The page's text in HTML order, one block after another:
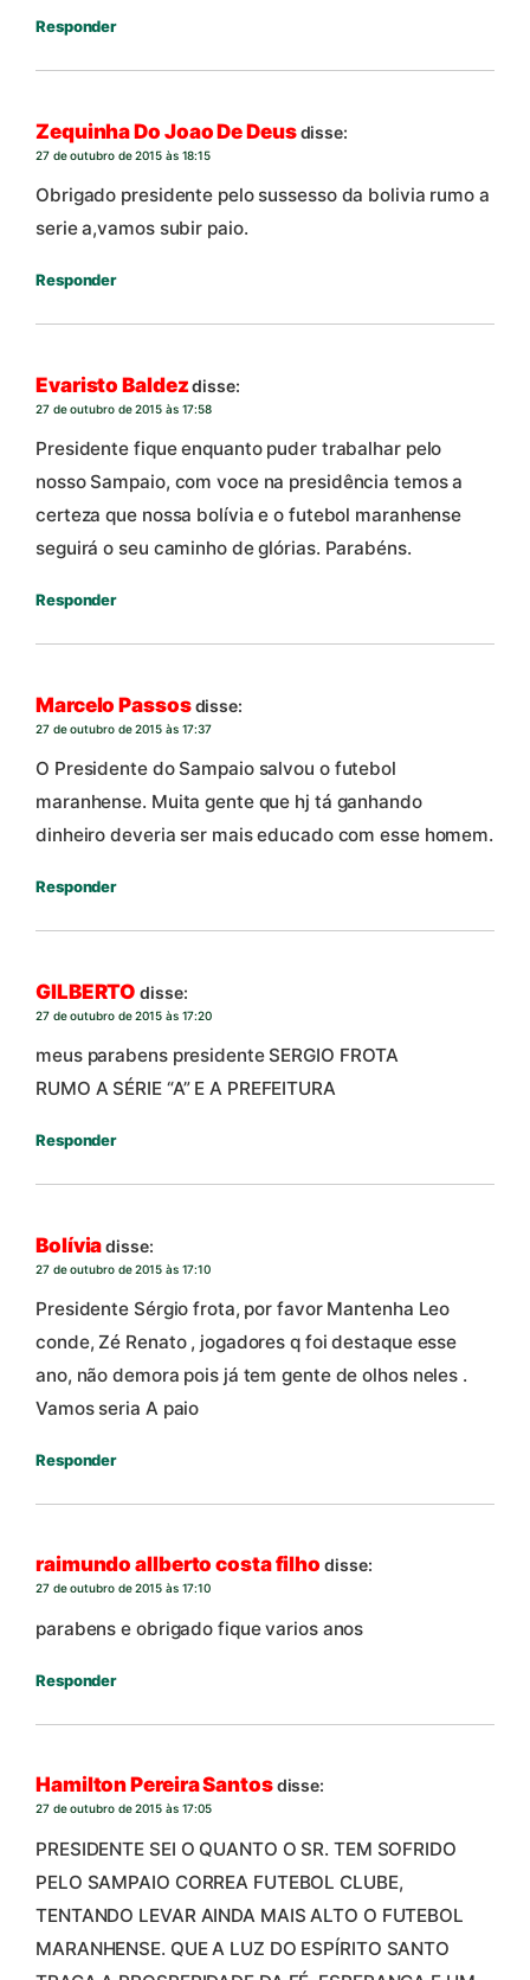
Responder
Zequinha Do Joao De Deusdisse:
27 de outubro de 2015 às 18:15
Obrigado presidente pelo sussesso da bolivia rumo a
serie a,vamos subir paio.
Responder
Evaristo Baldez disse:
27 de outubro de 2015 às 17:58
Presidente fique enquanto puder trabalhar pelo
nosso Sampaio, com voce na presidência temos a
certeza que nossa bolívia e o futebol maranhense
seguirá o seu caminho de glórias. Parabéns.
Responder
Marcelo Passosdisse:
27 de outubro de 2015 às 17:37
O Presidente do Sampaio salvou o futebol
maranhense. Muita gente que hj tá ganhando
dinheiro deveria ser mais educado com esse homem.
Responder
GILBERTO disse:
27 de outubro de 2015 às 17:20
meus parabens presidente SERGIO FROTA
RUMO A SÉRIE “A” E A PREFEITURA
Responder
Bolíviadisse:
27 de outubro de 2015 às 17:10
Presidente Sérgio frota, por favor Mantenha Leo
conde, Zé Renato , jogadores q foi destaque esse
ano, não demora pois já tem gente de olhos neles .
Vamos seria A paio
Responder
raimundo allberto costa filho disse:
27 de outubro de 2015 às 17:10
parabens e obrigado fique varios anos
Responder
Hamilton Pereira Santosdisse:
27 de outubro de 2015 às 17:05
PRESIDENTE SEI O QUANTO O SR. TEM SOFRIDO
PELO SAMPAIO CORREA FUTEBOL CLUBE,
TENTANDO LEVAR AINDA MAIS ALTO O FUTEBOL
MARANHENSE. QUE A LUZ DO ESPÍRITO SANTO